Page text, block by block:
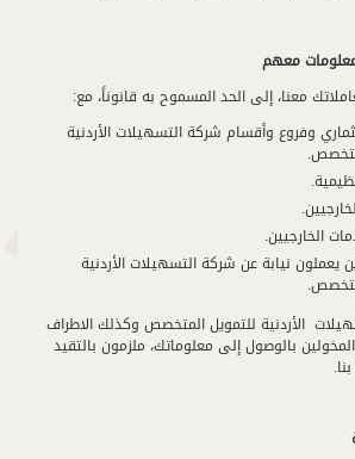
معهم
معنا، إلى الحد المسموح به قانوناً، مع:
وفروع وأقسام شركة التسهيلات الأردنية
الخارجيين.
يعملون نيابة عن شركة التسهيلات الأردنية
الأردنية للتمويل المتخصص وكذلك الاطراف
بالوصول إلى معلوماتك، ملزمون بالتقيد